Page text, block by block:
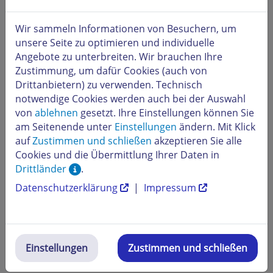
Nutzung erforderlich. Sie können wie gewohnt Ihre
Dateien und Dokumente auf dem PC oder Mac
speichern.
Es besteht aber die Möglichkeit, dass Sie offline arbeiten
und Ihre gesamte Arbeit beim nächsten Zugriff auf das
Internet automatisch mit dem Online-Speicher
OneDrive for Business synchronisiert wird. So können
Sie immer sicher sein, dass Ihre Dokumente auf dem
neuesten Stand sind. Es steht Ihnen aber frei, diese
Funktion zu nutzen oder darauf zu verzichten.
Die Desktopversion von Office wird automatisch auf
dem neuesten Stand gehalten und aktualisiert, wenn Sie
der Arbeit immer über die aktuellen Werkzeuge
verfügen.
Microsoft 365 Business
Wir sammeln Informationen von Besuchern, um
unsere Seite zu optimieren und individuelle
Angebote zu unterbreiten. Wir brauchen Ihre
Zustimmung, um dafür Cookies (auch von
Drittanbietern) zu verwenden. Technisch
notwendige Cookies werden auch bei der Auswahl
von ablehnen gesetzt. Ihre Einstellungen können Sie
am Seitenende unter Einstellungen ändern. Mit Klick
aufZustimmen und schließen akzeptieren Sie alle
Cookies und die Übermittlung Ihrer Daten in
Drittländer
.
Datenschutzerklärung
| Impressum
Einstellungen Zustimmen und schließen